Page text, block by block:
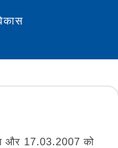
और 17.03.2007 को